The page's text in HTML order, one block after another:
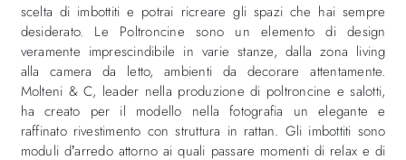
scelta di imbottiti e potrai ricreare gli spazi che hai sempre
desiderato. Le Poltroncine sono un elemento di design
veramente imprescindibile in varie stanze, dalla zona living
alla camera da letto, ambienti da decorare attentamente.
Molteni & C, leader nella produzione di poltroncine e salotti,
ha creato per il modello nella fotografia un elegante e
raffinato rivestimento con struttura in rattan. Gli imbottiti sono
moduli d’arredo attorno ai quali passare momenti di relax e di